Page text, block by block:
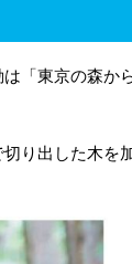
「東京の森か
り出した木を